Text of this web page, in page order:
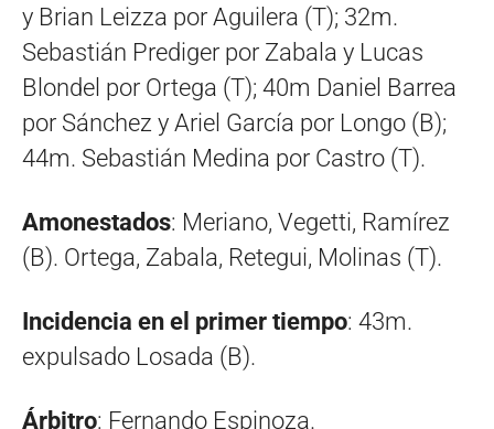
y Brian Leizza por Aguilera (T); 32m.
Sebastián Prediger por Zabala y Lucas
Blondel por Ortega (T); 40m Daniel Barrea
por Sánchez y Ariel García por Longo (B);
44m. Sebastián Medina por Castro (T).
Amonestados: Meriano, Vegetti, Ramírez
(B). Ortega, Zabala, Retegui, Molinas (T).
Incidencia en el primer tiempo: 43m.
expulsado Losada (B).
Árbitro: Fernando Espinoza.